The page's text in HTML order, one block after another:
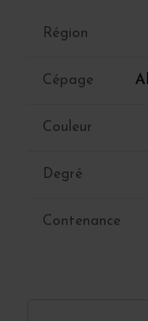
Région
Cépage
Couleur
Degré
Contenance